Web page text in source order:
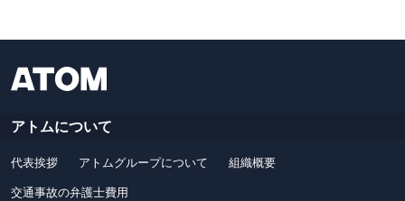
アトムについて
代表挨拶 アトムグループについて 組織概要
交通事故の弁護士費用